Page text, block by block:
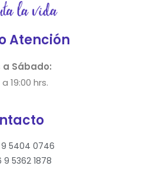
Atención
a Sábado:
19:00 hrs.
9 5404 0746
9 5362 1878